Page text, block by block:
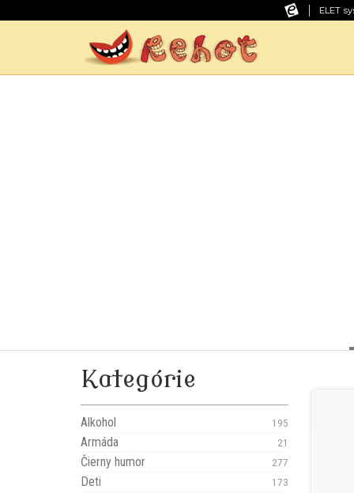
ELET
Kategórie
Alkohol 195
Armáda 21
Čierny humor 277
Deti 173